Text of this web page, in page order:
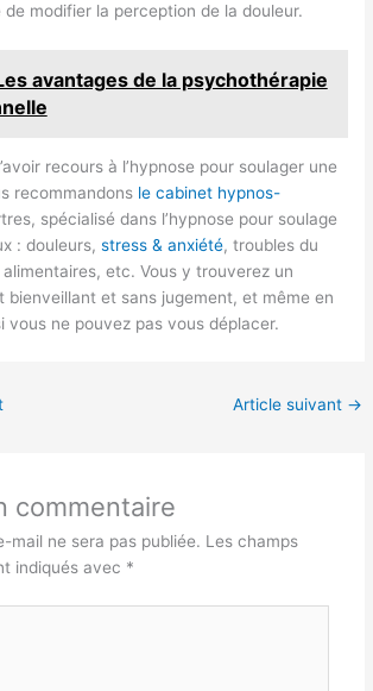
modifier la perception de la douleur.
avantages de la psychothérapie
recours à l’hypnose pour soulager une
recommandons le cabinet hypnos-
spécialisé dans l’hypnose pour soulage
: douleurs,stress & anxiété, troubles du
etc. Vous y trouverez un
bienveillant et sans jugement, et même en
vous ne pouvez pas vous déplacer.
Article suivant →
commentaire
mail ne sera pas publiée. Les champs
indiqués avec *